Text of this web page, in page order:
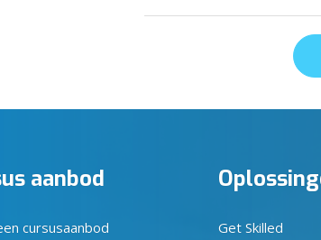
aanbod
cursusaanbod
Get Skilled